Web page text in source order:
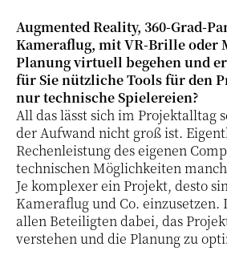
Augmented Reality, 360-Grad-
Kameraflug, mit VR-Brille oder
Planung virtuell begehen und
für Sie nützliche Tools für den
nur technische Spielereien?
All das lässt sich im Projektalltag
der Aufwand nicht groß ist.
Rechenleistung des eigenen
technischen Möglichkeiten
Je komplexer ein Projekt, desto
Kameraflug und Co. einzusetzen.
allen Beteiligten dabei, das
verstehen und die Planung zu